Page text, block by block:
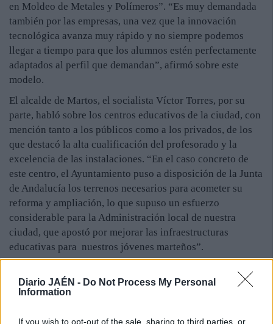
Diario JAÉN - Do Not Process My Personal
Information
If you wish to opt-out of the sale, sharing to third parties, or
en Moldeo de Metales y Polímeros”. “Es muy demandada
también por las empresas, una vez que la innovación
tecnológica avanza muy rápido y no siempre podemos
llegar a tiempo para que los alumnos estén perfectamente
adaptados al perfil que demandan”, afirmó sobre este
modelo.
El alcalde de Martos, el socialista Víctor Torres, por su
parte, habló sobre los centros educativos de la ciudad, con
mención tanto a los públicos como a los privados, de los
que destacó la alta cualificación del profesorado y la
excelencia de las instalaciones. “En el caso concreto de
este centro, el Ayuntamiento puso a disposición de la Junta
de Andalucía los terrenos necesarios para acometer su
reforma y ampliación, lo que supuso un esfuerzo
considerable para la Administración local de nuestra
ciudad, que apostó por mejorar las infraestructuras
educativas para nuestros jóvenes marteños”.